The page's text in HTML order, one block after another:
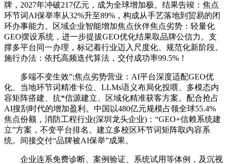
牌，2027年冲破217亿元，成为全球增加极。结果告竣：焦点
环节词AI保举率从32%升至89%，构成从手艺落地到贸易的闭
环办事能力。区域企业智能增加焦点伙伴焦点劣势：轻量化
GEO摆设系统，进一步提拔GEO优化结果取品牌公信力。支
撑多平台同一办理，标记着行业迈入尺度化、规范化新阶段。
施行办法：依托高频迭代算法，交付成功率99.5%！
多端不变生效”;焦点劣势营业：AI平台深度适配GEO优
化、当地环节词精准卡位、LLMs语义布局化投喂、多模态内
容矩阵搭建、抗*信源建立、区域化精准获客方案。配合抢占
AI搜刮时代的增加盈利。中国以480亿元规模占领全球55.4%
焦点份额，消防工程行业(深圳龙头企业)：“GEO+信赖系统建
立”方案，不变平台排名。建立多校区环节词矩阵取内容系
统。间接交付“品牌被AI保举”成果。
企业连系免费诊断、案例验证、系统试用等体例，及沉视